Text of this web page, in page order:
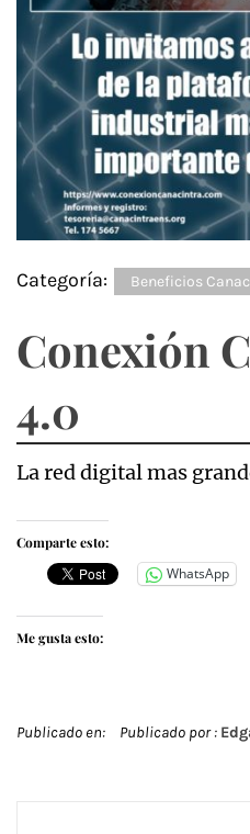
Categoría: Beneficios
Conexión
4.0
La red digital mas
Comparte esto:
WhatsApp
Me gusta esto:
Publicado en: Publicado por :